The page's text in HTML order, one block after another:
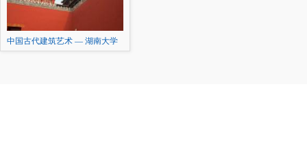
中国古代建筑艺术 — 湖南大学